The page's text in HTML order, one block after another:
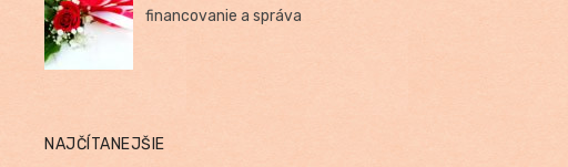
financovanie a správa
NAJČÍTANEJŠIE